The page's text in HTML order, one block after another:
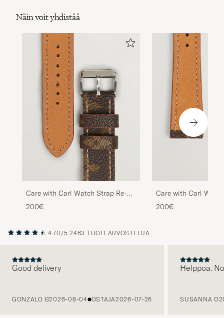
Näin voit yhdistää
Care with Carl Watch Strap Re-
made Louis Vuitton Monogram
200€
Care with Carl
Remade Louis
Monogram
200€
4.70/5 2463 TUOTEARVOSTELUA
Good delivery
GONZALO B2026-08-04 OSTAJA2026-07-26
Helppoa.
SUSANNA O